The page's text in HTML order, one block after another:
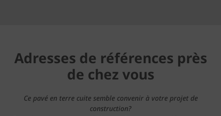
Adresses de références près
de chez vous
Ce pavé en terre cuite semble convenir à votre projet de
construction?